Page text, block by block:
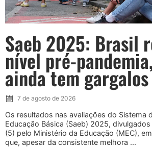
Saeb 2025: Brasil
nível pré-
ainda tem gargalos
7 de agosto de 2026
Os resultados nas avaliações do Sistema
Educação Básica (Saeb) 2025,
(5) pelo Ministério da Educação (MEC),
que, apesar da consistente melhora ...